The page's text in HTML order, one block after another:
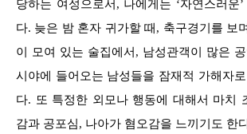
당하는 여성으로서, 나에게는 ‘자연스러운
다. 늦은 밤 혼자 귀가할 때, 축구경기를 보
이 모여 있는 술집에서, 남성관객이 많은
시야에 들어오는 남성들을 잠재적 가해자
다. 또 특정한 외모나 행동에 대해서 마치
감과 공포심, 나아가 혐오감을 느끼기도 한